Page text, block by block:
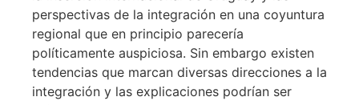
perspectivas de la integración en una coyuntura
regional que en principio parecería
políticamente auspiciosa. Sin embargo existen
tendencias que marcan diversas direcciones a la
integración y las explicaciones podrían ser